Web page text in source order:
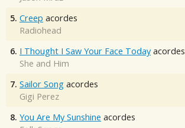
5. Creep acordes
Radiohead
6. I Thought I Saw Your Face Today acordes
She and Him
7. Sailor Song acordes
Gigi Perez
8. You Are My Sunshine acordes